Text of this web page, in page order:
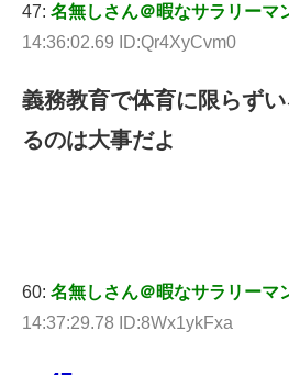
47: 名無しさん＠暇なサラリーマ
14:36:02.69 ID:Qr4XyCvm0
義務教育で体育に限らず
るのは大事だよ
60: 名無しさん＠暇なサラリーマ
14:37:29.78 ID:8Wx1ykFxa